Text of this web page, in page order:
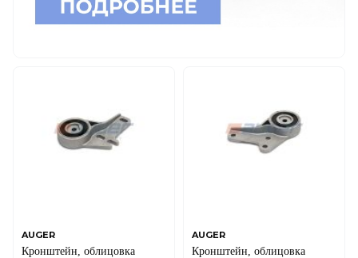
AUGER
Кронштейн, облицовка
AUGER
Кронштейн, облицовка